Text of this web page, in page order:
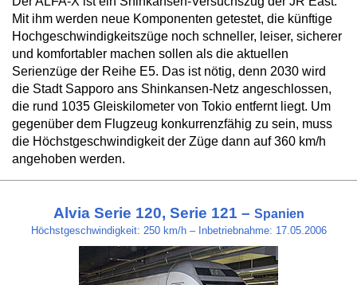
Mit ihm werden neue Komponenten getestet, die künftige
Hochgeschwindigkeitszüge noch schneller, leiser, sicherer
und komfortabler machen sollen als die aktuellen
Serienzüge der Reihe E5. Das ist nötig, denn 2030 wird
die Stadt Sapporo ans Shinkansen-Netz angeschlossen,
die rund 1035 Gleiskilometer von Tokio entfernt liegt. Um
gegenüber dem Flugzeug konkurrenzfähig zu sein, muss
die Höchstgeschwindigkeit der Züge dann auf 360 km/h
angehoben werden.
Alvia Serie 120, Serie 121 – Spanien
Höchstgeschwindigkeit: 250 km/h – Inbetriebnahme: 17.05.2006